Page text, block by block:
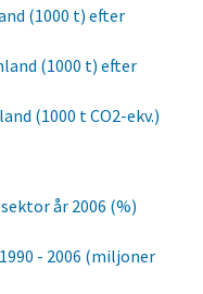
(1000 t) efter
(1000 t) efter
(1000 t CO2-ekv.)
år 2006 (%)
- 2006 (miljoner